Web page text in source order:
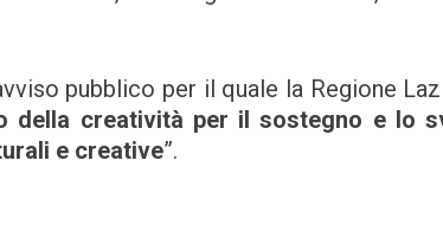
pubblico per il quale la Regione
della creatività per il sostegno e lo
e creative”.